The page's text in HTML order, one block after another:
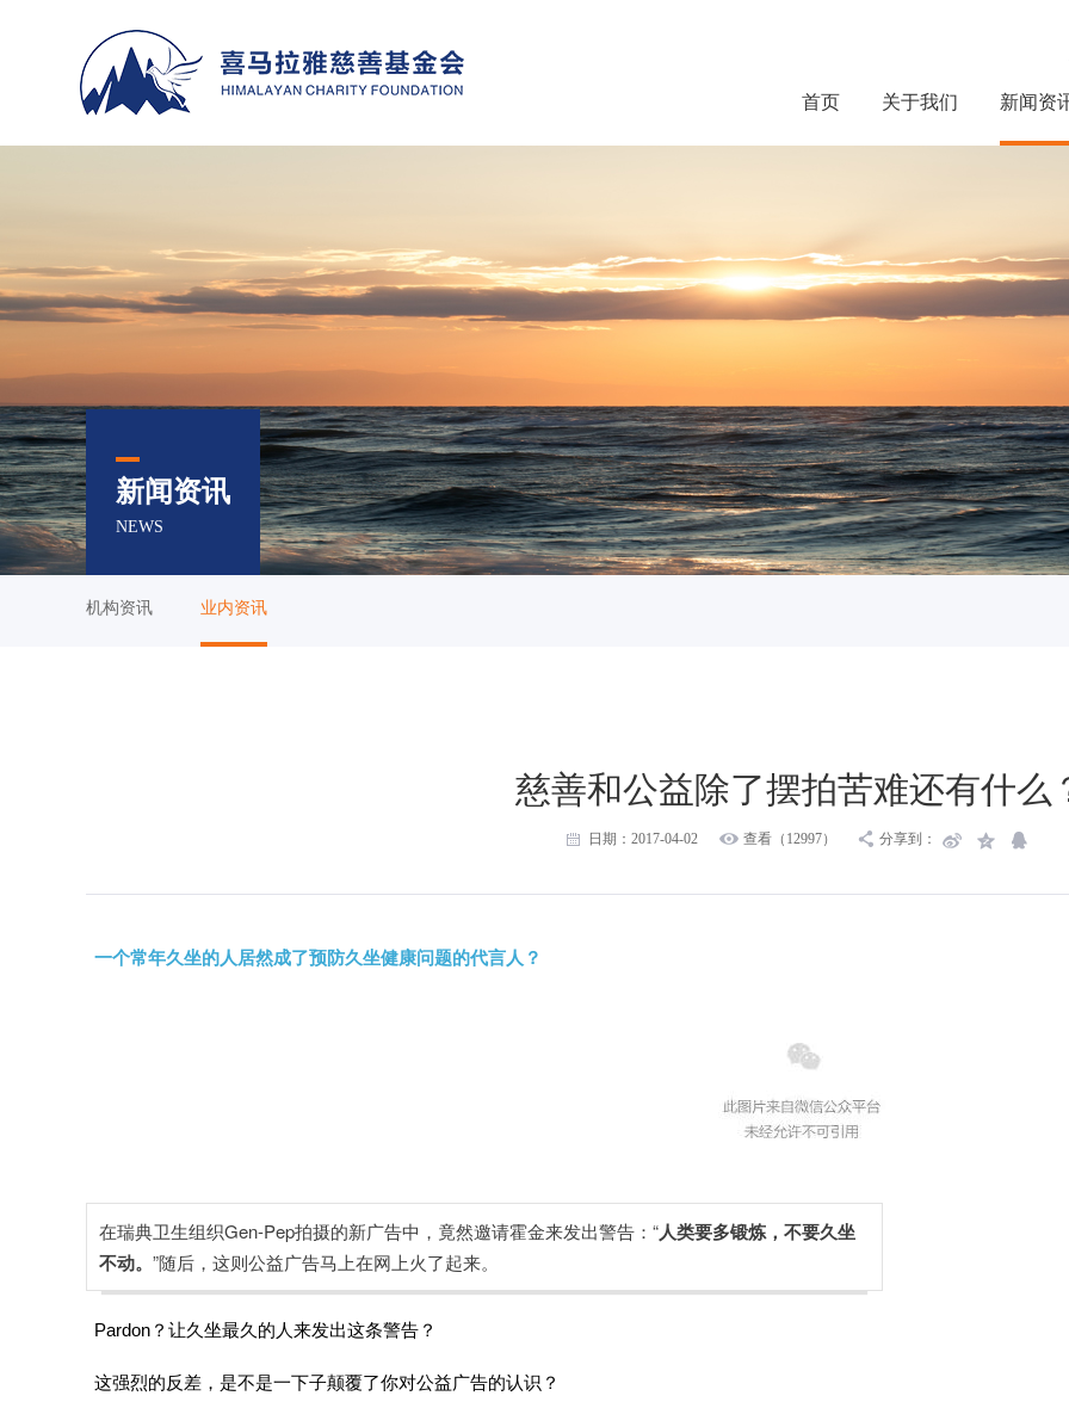
首页 关于我们 新闻资
新闻资讯
NEWS
机构资讯 业内资讯
慈善和公益除了摆拍苦难还有什么
日期：2017-04-02 查看（12997） 分享到：
一个常年久坐的人居然成了预防久坐健康问题的代言人？
在瑞典卫生组织Gen-Pep拍摄的新广告中，竟然邀请霍金来发出警告：“人类要多锻炼，不要久坐
不动。 ”随后，这则公益广告马上在网上火了起来。
Pardon？让久坐最久的人来发出这条警告？
这强烈的反差，是不是一下子颠覆了你对公益广告的认识？